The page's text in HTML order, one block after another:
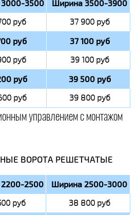
3500 Ширина 3500-3900
руб 37 900 руб
руб 37 100 руб
руб 39 100 руб
руб 39 500 руб
руб 39 800 руб
управлением с монтажом
ВОРОТА РЕШЕТЧАТЫЕ
2500 Ширина 2500-3000
руб 38 800 руб